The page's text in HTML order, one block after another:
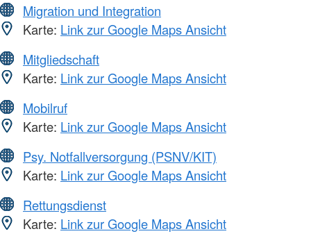
Migration und Integration
Karte: Link zur Google Maps Ansicht
Mitgliedschaft
Karte: Link zur Google Maps Ansicht
Mobilruf
Karte: Link zur Google Maps Ansicht
Psy. Notfallversorgung (PSNV/KIT)
Karte: Link zur Google Maps Ansicht
Rettungsdienst
Karte: Link zur Google Maps Ansicht